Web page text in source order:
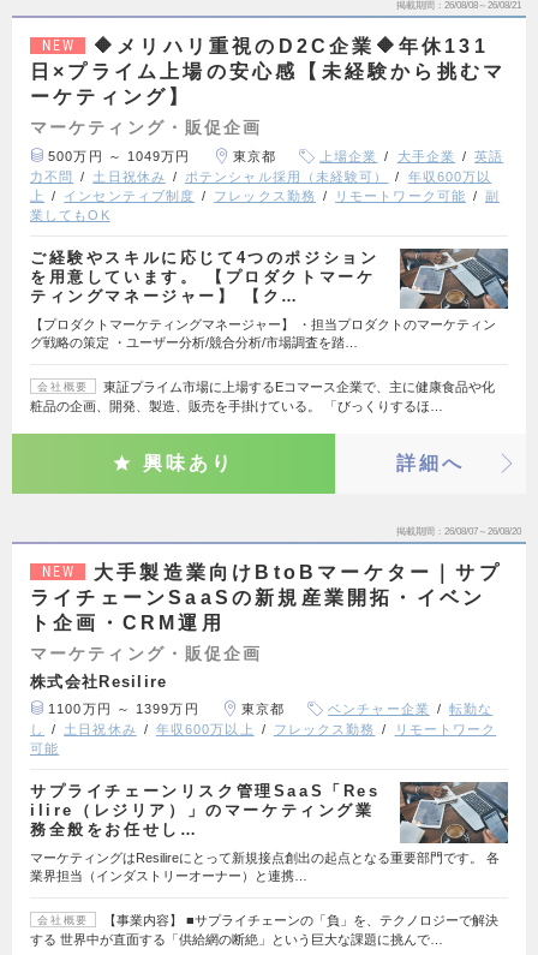
掲載期間 26/08/08～26/08/21
NEW
🔶メリハリ重視のD2C企業🔶年休131
日×プライム上場の安心感【未経験から挑むマ
ーケティング】
マーケティング・販促企画
500万円 ～ 1049万円 東京都 上場企業 大手企業
英語
力不問
土日祝休み ポテンシャル採用（未経験可）
年収600万以
上
インセンティブ制度 フレックス勤務 リモートワーク可能
副
業してもOK
ご経験やスキルに応じて4つのポジション
を用意しています。 【プロダクトマーケ
ティングマネージャー】 【ク…
【プロダクトマーケティングマネージャー】 ・担当プロダクトのマーケティン
グ戦略の策定 ・ユーザー分析/競合分析/市場調査を踏…
会社概要
東証プライム市場に上場するEコマース企業で、主に健康食品や化
粧品の企画、開発、製造、販売を手掛けている。 「びっくりするほ…
興味あり 詳細へ
掲載期間 26/08/07～26/08/20
NEW
大手製造業向けBtoBマーケター｜サプ
ライチェーンSaaSの新規産業開拓・イベン
ト企画・CRM運用
マーケティング・販促企画
株式会社Resilire
1100万円 ～ 1399万円 東京都 ベンチャー企業
転勤な
し
土日祝休み 年収600万以上 フレックス勤務
リモートワーク
可能
サプライチェーンリスク管理SaaS「Res
ilire（レジリア）」のマーケティング業
務全般をお任せし…
マーケティングはResilireにとって新規接点創出の起点となる重要部門です。 各
業界担当（インダストリーオーナー）と連携…
会社概要
【事業内容】 ■サプライチェーンの「負」を、テクノロジーで解決
する 世界中が直面する「供給網の断絶」という巨大な課題に挑んで…